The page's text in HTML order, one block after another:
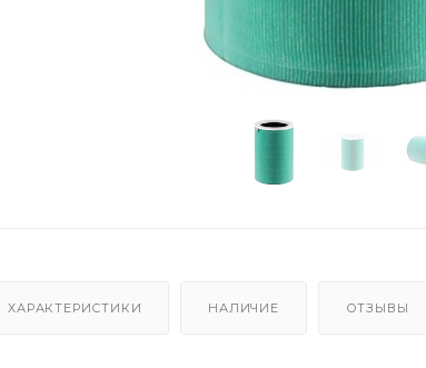
ХАРАКТЕРИСТИКИ НАЛИЧИЕ ОТЗЫВЫ